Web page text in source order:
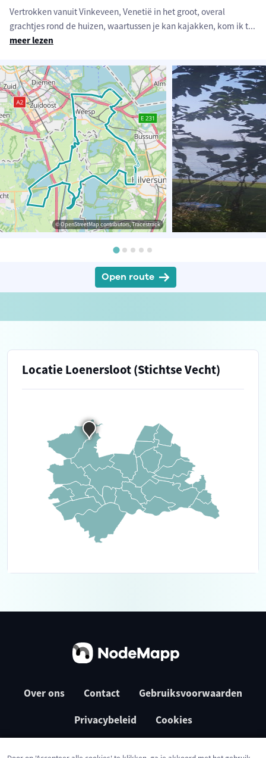
Vertrokken vanuit Vinkeveen, Venetië in het groot, overal
grachtjes rond de huizen, waartussen je kan kajakken, kom ik t...
meer lezen
© OpenStreetMap contributors, Tracestrack
Open route
Locatie Loenersloot (Stichtse Vecht)
Over ons Contact Gebruiksvoorwaarden
Privacybeleid Cookies